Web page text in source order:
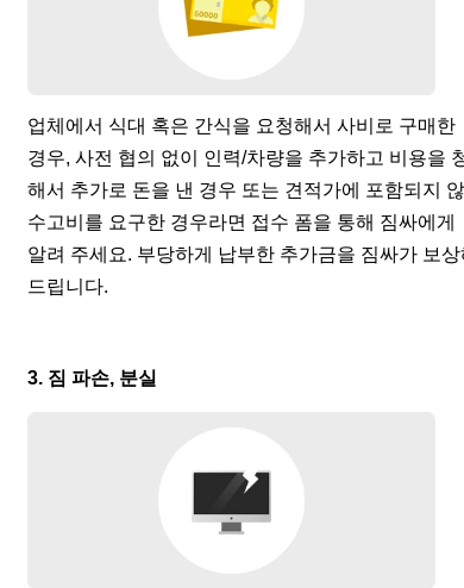
업체에서 식대 혹은 간식을 요청해서 사비로 구매한
경우, 사전 협의 없이 인력/차량을 추가하고 비용을 청
해서 추가로 돈을 낸 경우 또는 견적가에 포함되지 않
수고비를 요구한 경우라면 접수 폼을 통해 짐싸에게
알려 주세요. 부당하게 납부한 추가금을 짐싸가 보상
드립니다.
3. 짐 파손, 분실